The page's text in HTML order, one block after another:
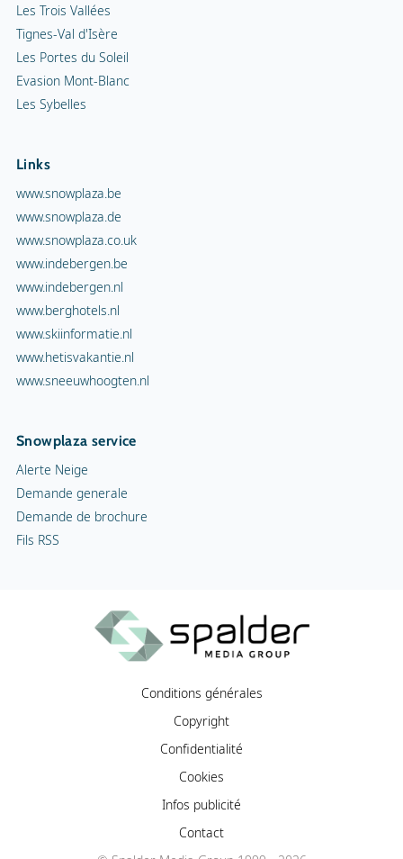
Les Trois Vallées
Tignes-Val d'Isère
Les Portes du Soleil
Evasion Mont-Blanc
Les Sybelles
Links
www.snowplaza.be
www.snowplaza.de
www.snowplaza.co.uk
www.indebergen.be
www.indebergen.nl
www.berghotels.nl
www.skiinformatie.nl
www.hetisvakantie.nl
www.sneeuwhoogten.nl
Snowplaza service
Alerte Neige
Demande generale
Demande de brochure
Fils RSS
Conditions générales
Copyright
Confidentialité
Cookies
Infos publicité
Contact